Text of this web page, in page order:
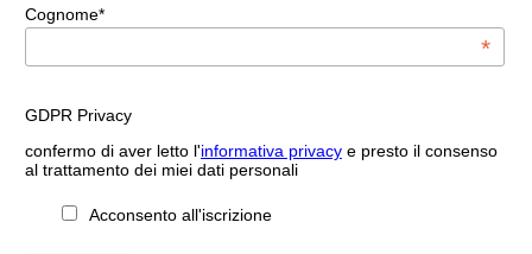
Cognome*
*
GDPR Privacy
confermo di aver letto l'informativa privacye presto il consenso
al trattamento dei miei dati personali
Acconsento all'iscrizione